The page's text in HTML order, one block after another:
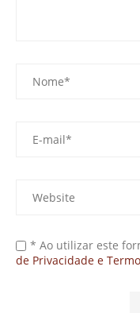
* Ao utilizar este
de Privacidade e